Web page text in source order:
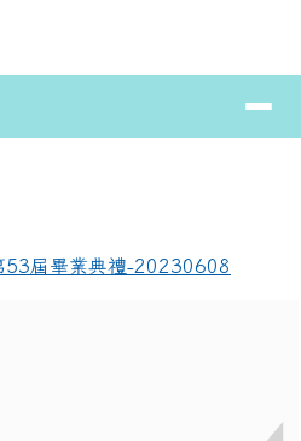
網
⏸
53屆畢業典禮-20230608